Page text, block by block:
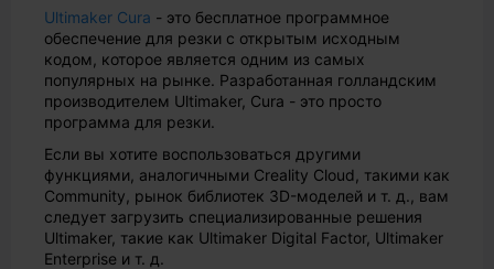
Ultimaker Cura - это бесплатное программное
обеспечение для резки с открытым исходным
кодом, которое является одним из самых
популярных на рынке. Разработанная голландским
производителем Ultimaker, Cura - это просто
программа для резки.
Если вы хотите воспользоваться другими
функциями, аналогичными Creality Cloud, такими как
Community, рынок библиотек 3D-моделей и т. д., вам
следует загрузить специализированные решения
Ultimaker, такие как Ultimaker Digital Factor, Ultimaker
Enterprise и т. д.